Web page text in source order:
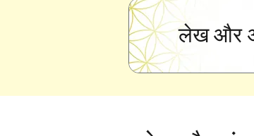
लेख और